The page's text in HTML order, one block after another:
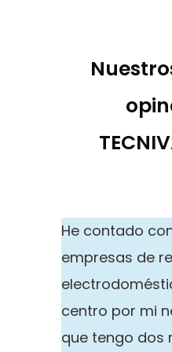
He contado
empresas de
centro por mi
que tengo dos